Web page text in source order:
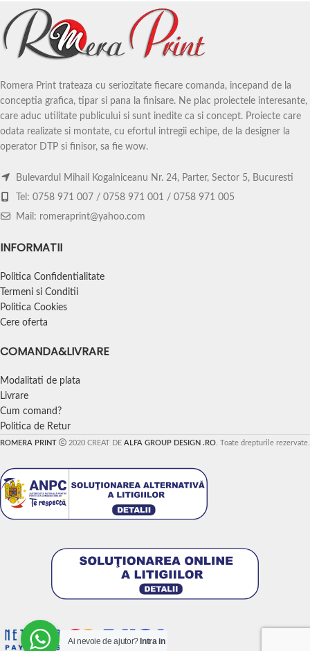
Romera Print trateaza cu seriozitate fiecare comanda, incepand de la
conceptia grafica, tipar si pana la finisare. Ne plac proiectele interesante,
care aduc utilitate publicului si sunt inedite ca si concept. Proiecte care
odata realizate si montate, cu efortul intregii echipe, de la designer la
operator DTP si finisor, sa fie wow.
Bulevardul Mihail Kogalniceanu Nr. 24, Parter, Sector 5, Bucuresti
Tel: 0758 971 007 / 0758 971 001 / 0758 971 005
Mail: romeraprint@yahoo.com
INFORMATII
Politica Confidentialitate
Termeni si Conditii
Politica Cookies
Cere oferta
COMANDA&LIVRARE
Modalitati de plata
Livrare
Cum comand?
Politica de Retur
ROMERA PRINT 2020 CREAT DE ALFA GROUP DESIGN .RO . Toate drepturile rezervate.
Ai nevoie de ajutor? Intra in